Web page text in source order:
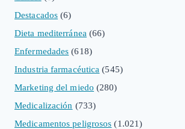
Destacados (6)
Dieta mediterránea (66)
Enfermedades (618)
Industria farmacéutica (545)
Marketing del miedo (280)
Medicalización (733)
Medicamentos peligrosos (1.021)